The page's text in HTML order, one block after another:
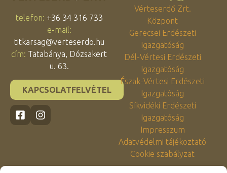
telefon: +36 34 316 733
e-mail:
titkarsag@verteserdo.hu
cím: Tatabánya, Dózsakert
u. 63.
KAPCSOLATFELVÉTEL
Vérteserdő Zrt.
Központ
Gerecsei Erdészeti
Igazgatóság
Dél-Vértesi Erdészeti
Igazgatóság
Észak-Vértesi Erdészeti
Igazgatóság
Síkvidéki Erdészeti
Igazgatóság
Impresszum
Adatvédelmi tájékoztató
Cookie szabályzat